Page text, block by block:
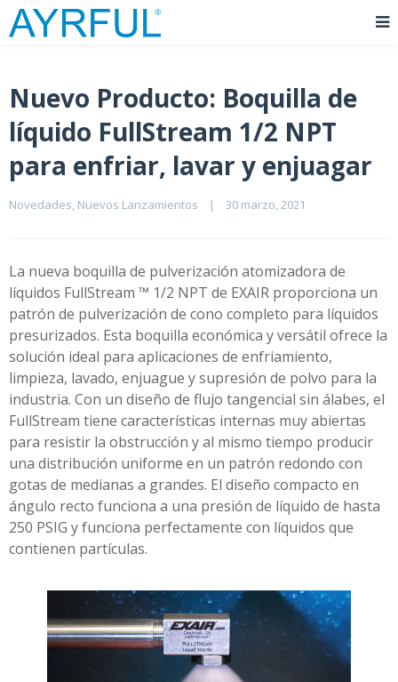
Nuevo Producto: Boquilla de
líquido FullStream 1/2 NPT
para enfriar, lavar y enjuagar
Novedades, Nuevos Lanzamientos | 30 marzo, 2021
La nueva boquilla de pulverización atomizadora de
líquidos FullStream ™ 1/2 NPT de EXAIR proporciona un
patrón de pulverización de cono completo para líquidos
presurizados. Esta boquilla económica y versátil ofrece la
solución ideal para aplicaciones de enfriamiento,
limpieza, lavado, enjuague y supresión de polvo para la
industria. Con un diseño de flujo tangencial sin álabes, el
FullStream tiene características internas muy abiertas
para resistir la obstrucción y al mismo tiempo producir
una distribución uniforme en un patrón redondo con
gotas de medianas a grandes. El diseño compacto en
ángulo recto funciona a una presión de líquido de hasta
250 PSIG y funciona perfectamente con líquidos que
contienen partículas.